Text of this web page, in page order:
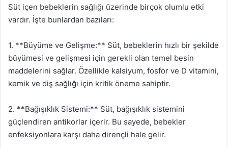
Süt içen bebeklerin sağlığı üzerinde birçok olumlu etki
vardır. İşte bunlardan bazıları:
1. **Büyüme ve Gelişme:** Süt, bebeklerin hızlı bir şekilde
büyümesi ve gelişmesi için gerekli olan temel besin
maddelerini sağlar. Özellikle kalsiyum, fosfor ve D vitamini,
kemik ve diş sağlığı için kritik öneme sahiptir.
2. **Bağışıklık Sistemi:** Süt, bağışıklık sistemini
güçlendiren antikorlar içerir. Bu sayede, bebekler
enfeksiyonlara karşı daha dirençli hale gelir.